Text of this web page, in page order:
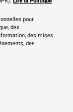
pour
des
des mises
des